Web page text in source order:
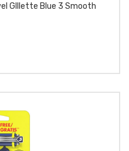
GIllette Blue 3 Smooth